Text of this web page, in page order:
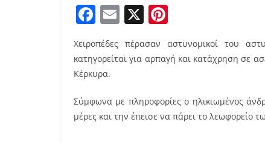
F
a
c
e
o
o
E
m
ai
X
er
e
st
Χειροπέδες πέρασαν αστυνομικοί του
κατηγορείται για αρπαγή και κατάχρηση σε
Κέρκυρα.
Σύμφωνα με πληροφορίες ο ηλικιωμένος
μέρες και την έπεισε να πάρει το λεωφορείο